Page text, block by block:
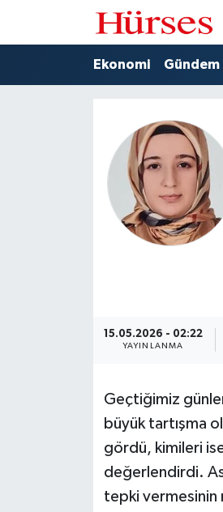
Ekonomi Gündem
15.05.2026 - 02:22
YAYINLANMA
Geçtiğimiz
büyük tartışma
gördü, kimileri
değerlendirdi.
tepki vermesinin
Ekonomi
Kültür & Sanat
Hava Durumu
Süper Lig Puan Durumu ve
Tüm Manşetler
Son Dakika Haberleri